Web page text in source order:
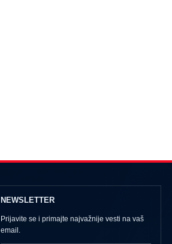
NEWSLETTER
Prijavite se i primajte najvažnije vesti na vaš
email.